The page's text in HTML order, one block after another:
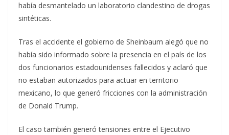
había desmantelado un laboratorio clandestino de drogas
sintéticas.
Tras el accidente el gobierno de Sheinbaum alegó que no
había sido informado sobre la presencia en el país de los
dos funcionarios estadounidenses fallecidos y aclaró que
no estaban autorizados para actuar en territorio
mexicano, lo que generó fricciones con la administración
de Donald Trump.
El caso también generó tensiones entre el Ejecutivo